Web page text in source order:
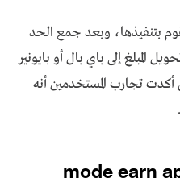
بتنفيذها، وبعد جمع الحد
دولار يتم تحويل المبلغ إلى باي بال أو بايونير
أكدت تجارب المستخدمين أنه